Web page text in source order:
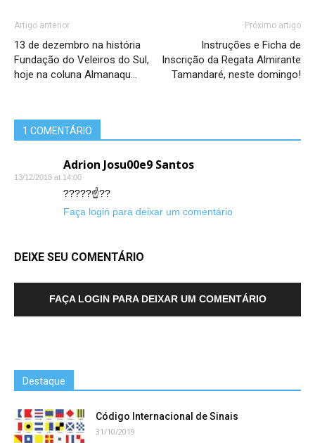
Artigo anterior
13 de dezembro na história
Fundação do Veleiros do Sul,
hoje na coluna Almanaqu…
Próximo artigo
Instruções e Ficha de
Inscrição da Regata Almirante
Tamandaré, neste domingo!
1 COMENTÁRIO
Adrion Josu00e9 Santos
13/12/2018 at 14:00
?????☝️??
Faça login para deixar um comentário
DEIXE SEU COMENTÁRIO
FAÇA LOGIN PARA DEIXAR UM COMENTÁRIO
Destaque
Código Internacional de Sinais
31/10/2019